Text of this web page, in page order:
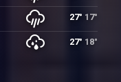
27° 17°
27° 18°